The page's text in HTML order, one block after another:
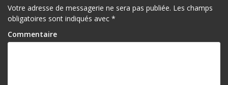
Votre adresse de messagerie ne sera pas publiée. Les champs
obligatoires sont indiqués avec *
Commentaire